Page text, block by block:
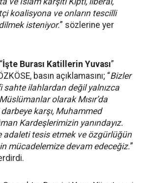
koalisyona ve onların tescilli
isteniyor.” sözlerine yer
İşte Burası Katillerin Yuvası”
basın açıklamasını; “Bizler
sahte ilahlardan değil yalnızca
olarak Mısır’da
karşı, Muhammed
Kardeşlerimizin yanındayız.
adaleti tesis etmek ve özgürlüğün
mücadelemize devam edeceğiz.”